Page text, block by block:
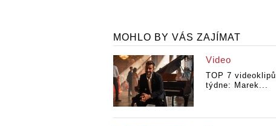
MOHLO BY VÁS ZAJÍMAT
Video
TOP 7 videoklipů
týdne: Marek...